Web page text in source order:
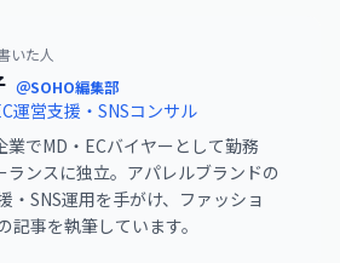
いた人
＠SOHO編集部
運営支援・SNSコンサル
業でMD・ECバイヤーとして勤務
ランスに独立。アパレルブランドの
・SNS運用を手がけ、ファッショ
記事を執筆しています。